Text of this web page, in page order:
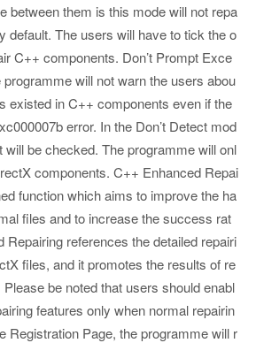
between them is this mode will not repa
default. The users will have to tick the o
C++ components. Don’t Prompt Exce
will not warn the users abou
existed in C++ components even if the
error. In the Don’t Detect mod
be checked. The programme will onl
components. C++ Enhanced Repai
function which aims to improve the ha
files and to increase the success rat
Repairing references the detailed repairi
files, and it promotes the results of re
be noted that users should enabl
features only when normal repairin
Registration Page, the programme will r